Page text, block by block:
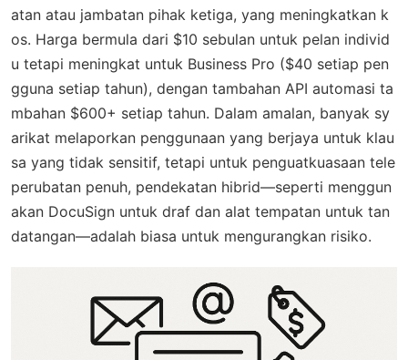
atan atau jambatan pihak ketiga, yang meningkatkan k
os. Harga bermula dari $10 sebulan untuk pelan individ
u tetapi meningkat untuk Business Pro ($40 setiap pen
gguna setiap tahun), dengan tambahan API automasi ta
mbahan $600+ setiap tahun. Dalam amalan, banyak sy
arikat melaporkan penggunaan yang berjaya untuk klau
sa yang tidak sensitif, tetapi untuk penguatkuasaan tele
perubatan penuh, pendekatan hibrid—seperti menggun
akan DocuSign untuk draf dan alat tempatan untuk tan
datangan—adalah biasa untuk mengurangkan risiko.